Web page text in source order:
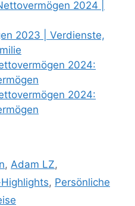
2024 |
2023 | Verdienste,
2024:
2024:
,Adam LZ,
, Persönliche